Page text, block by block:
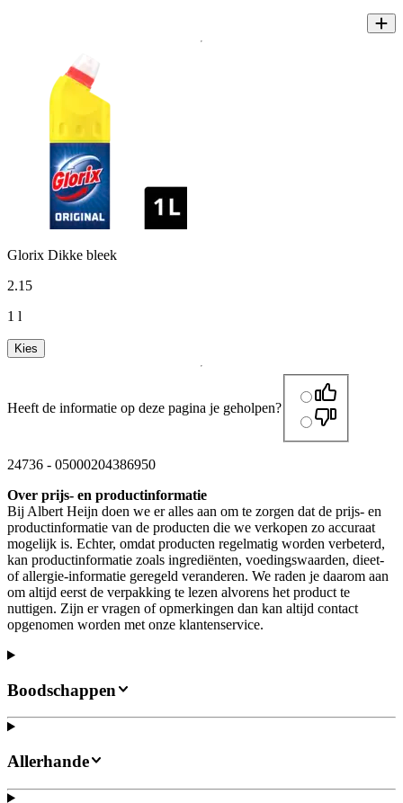
Glorix Dikke bleek
2.15
1 l
Kies
Heeft de informatie op deze pagina je geholpen?
24736 - 05000204386950
Over prijs- en productinformatie
Bij Albert Heijn doen we er alles aan om te zorgen dat de prijs- en
productinformatie van de producten die we verkopen zo accuraat
mogelijk is. Echter, omdat producten regelmatig worden verbeterd,
kan productinformatie zoals ingrediënten, voedingswaarden, dieet-
of allergie-informatie geregeld veranderen. We raden je daarom aan
om altijd eerst de verpakking te lezen alvorens het product te
nuttigen. Zijn er vragen of opmerkingen dan kan altijd contact
opgenomen worden met onze klantenservice.
Boodschappen
Allerhande